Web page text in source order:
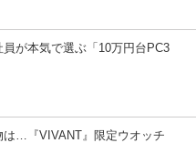
が本気で選ぶ「10万円台PC3
は…『VIVANT』限定ウオッチ